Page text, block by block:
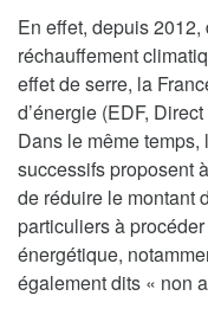
En effet, depuis
réchauffement
effet de serre, la
d’énergie (EDF,
Dans le même
successifs proposent
de réduire le montant
particuliers à
énergétique,
également dits « non